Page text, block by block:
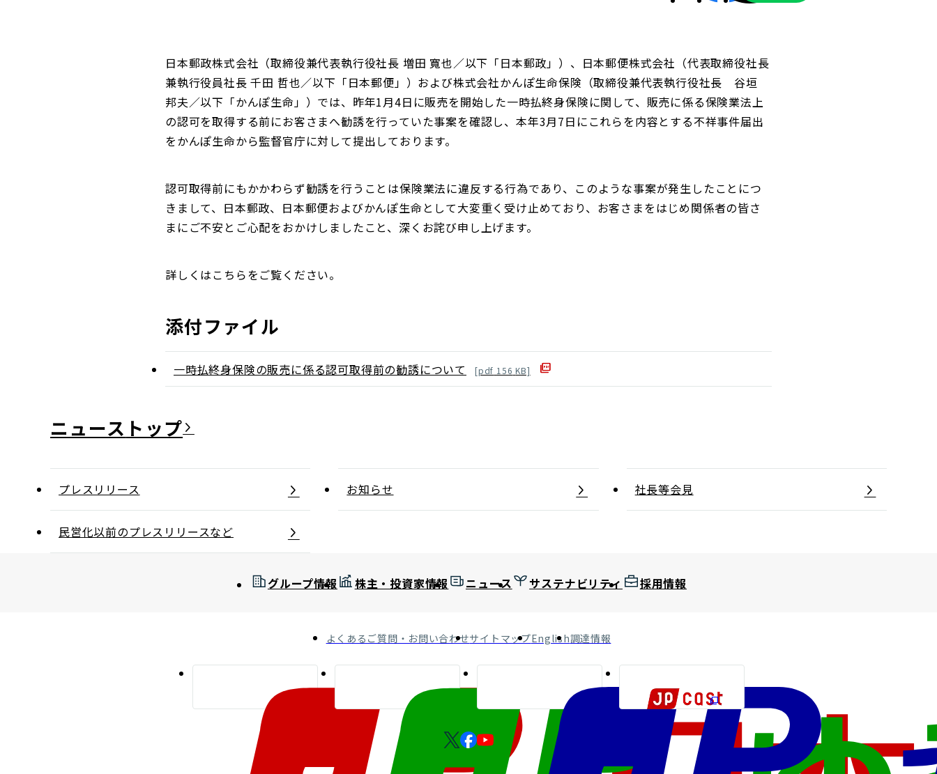
日本郵政株式会社（取締役兼代表執行役社長 増田 寬也／以下「日本郵政」）、日本郵便株式会社（代表取締役社長
兼執行役員社長 千田 哲也／以下「日本郵便」）および株式会社かんぽ生命保険（取締役兼代表執行役社長 谷垣
邦夫／以下「かんぽ生命」）では、昨年1月4日に販売を開始した一時払終身保険に関して、販売に係る保険業法上
の認可を取得する前にお客さまへ勧誘を行っていた事案を確認し、本年3月7日にこれらを内容とする不祥事件届出
をかんぽ生命から監督官庁に対して提出しております。
認可取得前にもかかわらず勧誘を行うことは保険業法に違反する行為であり、このような事案が発生したことにつ
きまして、日本郵政、日本郵便およびかんぽ生命として大変重く受け止めており、お客さまをはじめ関係者の皆さ
まにご不安とご心配をおかけしましたこと、深くお詫び申し上げます。
詳しくはこちらをご覧ください。
添付ファイル
一時払終身保険の販売に係る認可取得前の勧誘について [pdf 156 KB]
ニュース
プレスリリース お知らせ 社長等会見
民営化以前のプレスリリースなど
グループ情報 株主・投資家情報 ニュース サステナビリティ 採用情報
よくあるご質問・お問い合わせサイトマップEnglish調達情報